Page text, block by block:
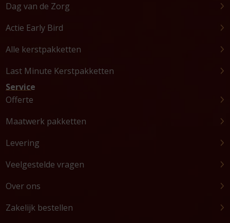
Dag van de Zorg
Actie Early Bird
Alle kerstpakketten
Last Minute Kerstpakketten
Service
Offerte
Maatwerk pakketten
Levering
Veelgestelde vragen
Over ons
Zakelijk bestellen